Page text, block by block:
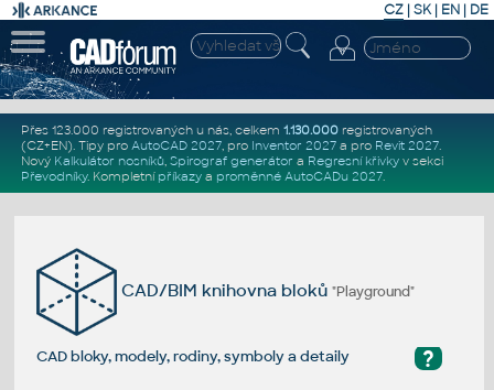
CZ | SK| EN | DE
Přes 123.000 registrovaných u nás, celkem 1.130.000registrovaných
(CZ+EN). Tipy pro AutoCAD 2027, pro Inventor 2027a pro Revit 2027.
Nový Kalkulátor nosníků, Spirograf generátor a Regresní křivkyv sekci
Převodníky. Kompletní příkazya proměnné AutoCADu 2027.
CAD/BIM knihovna bloků"Playground"
?
CAD bloky, modely, rodiny, symboly a detaily